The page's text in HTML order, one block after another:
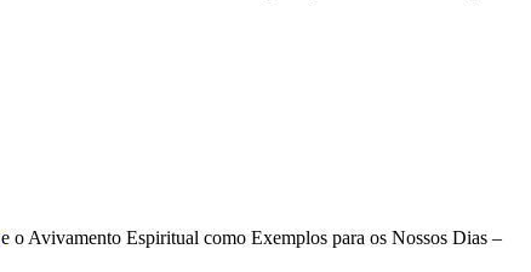
e o Avivamento Espiritual como Exemplos para os Nossos Dias –